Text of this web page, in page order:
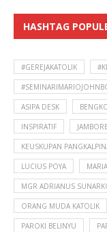
HASHTAG
#GEREJAKATOLIK
ASIPA DESK
INSPIRATIF JAMBORE
KEUSKUPAN
LUCIUS POYA MARIA
MGR ADRIANUS
ORANG MUDA KATOLIK
PAROKI BELINYU